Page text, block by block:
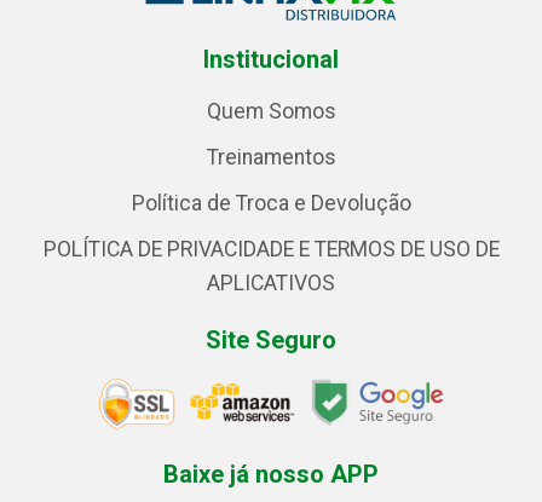
Institucional
Quem Somos
Treinamentos
Política de Troca e Devolução
POLÍTICA DE PRIVACIDADE E TERMOS DE USO DE
APLICATIVOS
Site Seguro
Baixe já nosso APP